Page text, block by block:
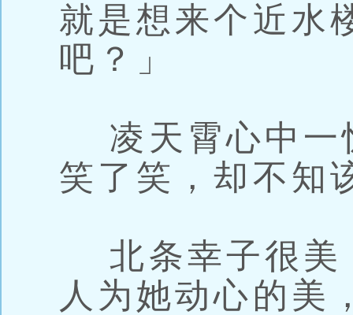
就是想来个近水
吧？」
凌天霄心中一
笑了笑，却不知
北条幸子很美
人为她动心的美